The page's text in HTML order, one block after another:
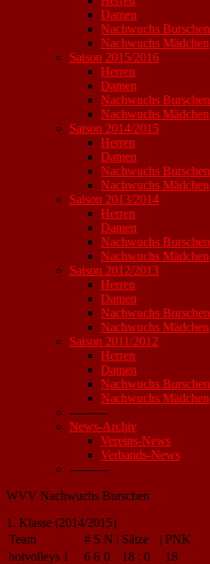
Damen
Nachwuchs Burschen
Nachwuchs Mädchen
Saison 2015/2016
Herren
Damen
Nachwuchs Burschen
Nachwuchs Mädchen
Saison 2014/2015
Herren
Damen
Nachwuchs Burschen
Nachwuchs Mädchen
Saison 2013/2014
Herren
Damen
Nachwuchs Burschen
Nachwuchs Mädchen
Saison 2012/2013
Herren
Damen
Nachwuchs Burschen
Nachwuchs Mädchen
Saison 2011/2012
Herren
Damen
Nachwuchs Burschen
Nachwuchs Mädchen
----------
News-Archiv
Vereins-News
Verbands-News
----------
WVV Nachwuchs Burschen
1. Klasse (2014/2015)
Team
# S N | Sätze | PNK
hotvolleys 1
6 6 0 18 : 0
18